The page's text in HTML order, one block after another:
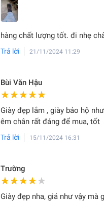
hàng chất lượng tốt. đi nhẹ
Trả lời 21/11/2024 11:29
Bùi Văn Hậu
★★★★★
★★★★★
Giày đẹp lắm , giày bảo hộ
êm chân rất đáng để mua, tốt
Trả lời 15/11/2024 16:31
Trường
★★★★★
★★★★★
Giày đẹp nha, giá như vậy mà